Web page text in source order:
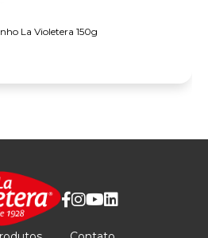
La Violetera 150g